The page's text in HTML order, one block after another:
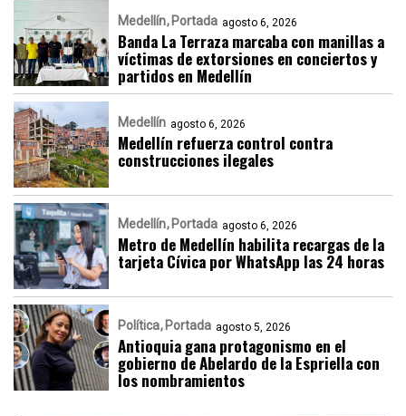
Medellín Portada agosto 6, 2026
Banda La Terraza marcaba con manillas a
víctimas de extorsiones en conciertos y
partidos en Medellín
Medellín agosto 6, 2026
Medellín refuerza control contra
construcciones ilegales
Medellín Portada agosto 6, 2026
Metro de Medellín habilita recargas de la
tarjeta Cívica por WhatsApp las 24 horas
Política Portada agosto 5, 2026
Antioquia gana protagonismo en el
gobierno de Abelardo de la Espriella con
los nombramientos